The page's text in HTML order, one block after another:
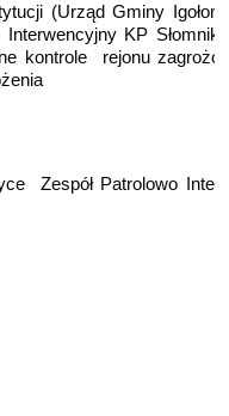
(Urząd Gminy
KP
kontrole rejonu
Zespół Patrolowo